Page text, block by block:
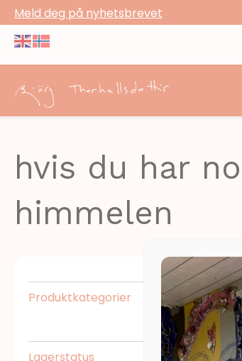
Meld deg på nyhetsbrevet
hvis du har
himmelen
Produktkategorier Skjul
Lagerstatus Utvid